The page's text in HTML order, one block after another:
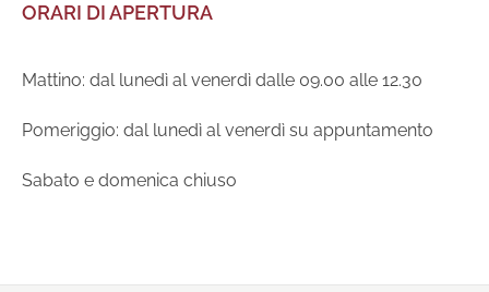
ORARI DI APERTURA
Mattino: dal lunedì al venerdì dalle 09.00 alle 12.30
Pomeriggio: dal lunedì al venerdì su appuntamento
Sabato e domenica chiuso